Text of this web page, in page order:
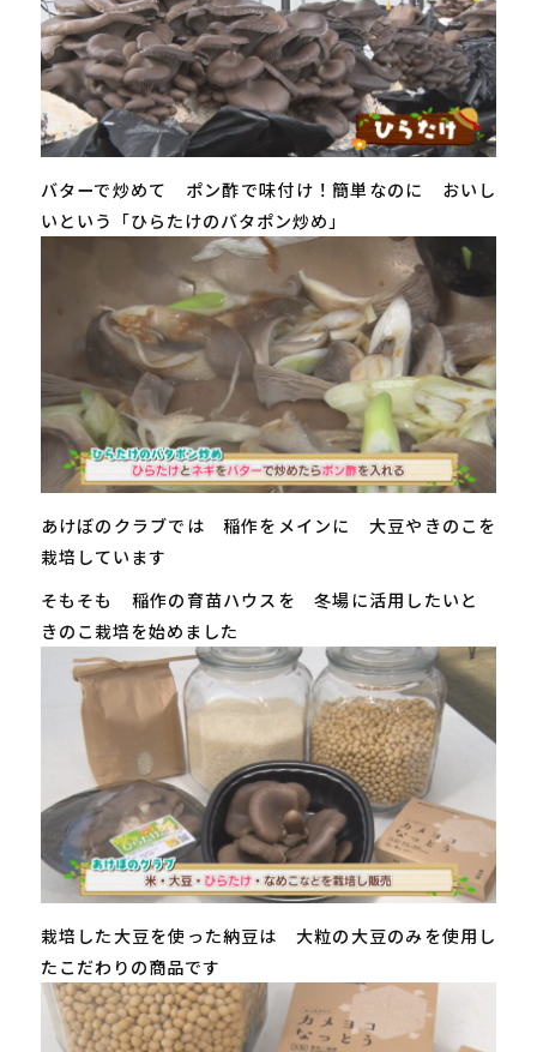
バターで炒めて ポン酢で味付け！簡単なのに おいし
いという「ひらたけのバタポン炒め」
あけぼのクラブでは 稲作をメインに 大豆やきのこを
栽培しています
そもそも 稲作の育苗ハウスを 冬場に活用したいと
きのこ栽培を始めました
栽培した大豆を使った納豆は 大粒の大豆のみを使用し
たこだわりの商品です